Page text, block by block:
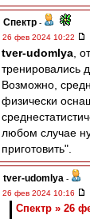
Спектр -
26 фев 2024 10:22
tver-udomlya ,
тренировались
Возможно,
физически
любом случае
приготовить".
tver-udomlya -
26 фев 2024 10:16
Спектр » 26